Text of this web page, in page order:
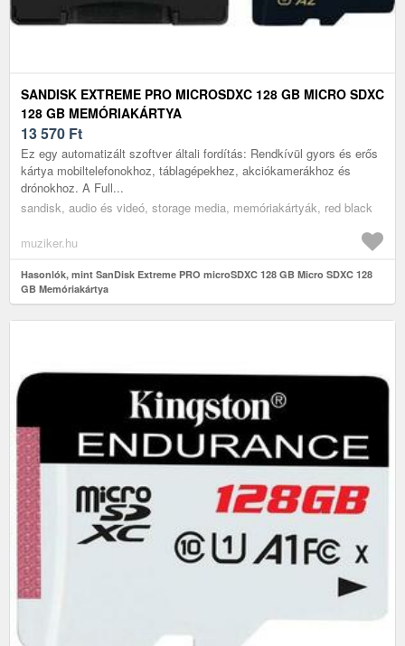
SANDISK EXTREME PRO MICROSDXC 128 GB MICRO SDXC
128 GB MEMÓRIAKÁRTYA
13 570 Ft
Ez egy automatizált szoftver általi fordítás: Rendkívül gyors és erős
kártya mobiltelefonokhoz, táblagépekhez, akciókamerákhoz és
drónokhoz. A Full...
sandisk, audio és videó, storage media, memóriakártyák, red black
muziker.hu
Hasonlók, mint SanDisk Extreme PRO microSDXC 128 GB Micro SDXC 128
GB Memóriakártya